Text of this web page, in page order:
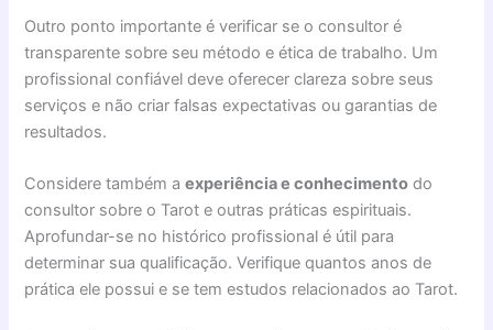
Outro ponto importante é verificar se o consultor é
transparente sobre seu método e ética de trabalho. Um
profissional confiável deve oferecer clareza sobre seus
serviços e não criar falsas expectativas ou garantias de
resultados.
Considere também aexperiência e conhecimento do
consultor sobre o Tarot e outras práticas espirituais.
Aprofundar-se no histórico profissional é útil para
determinar sua qualificação. Verifique quantos anos de
prática ele possui e se tem estudos relacionados ao Tarot.